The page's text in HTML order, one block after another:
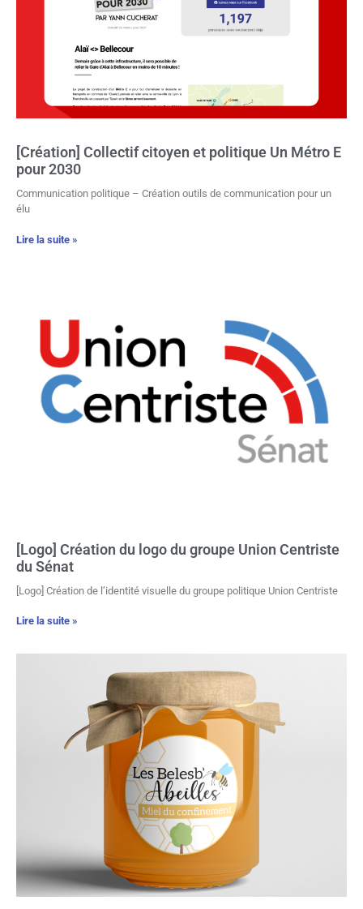
[Création] Collectif citoyen et politique Un Métro E
pour 2030
Communication politique – Création outils de communication pour un
élu
Lire la suite »
[Logo] Création du logo du groupe Union Centriste
du Sénat
[Logo] Création de l’identité visuelle du groupe politique Union Centriste
Lire la suite »